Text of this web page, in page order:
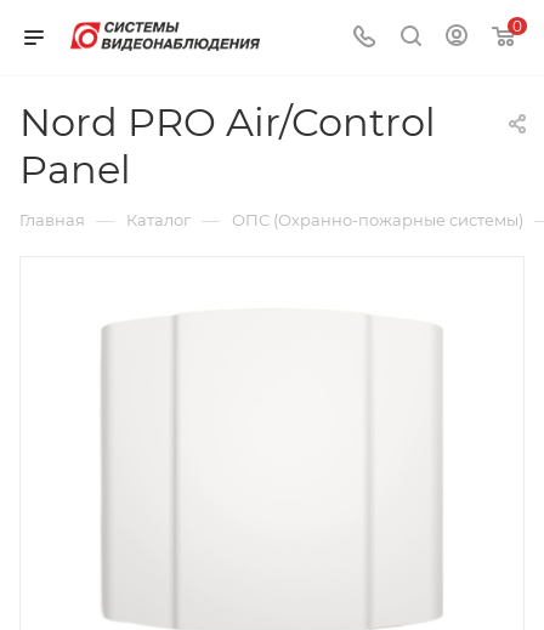
0
Nord PRO Air/Control
Panel
Главная — Каталог — ОПС (Охранно-пожарные системы)